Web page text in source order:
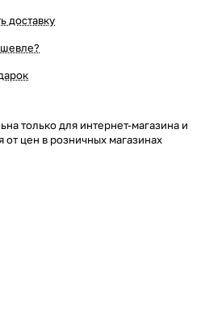
доставку
только для интернет-магазина и
от цен в розничных магазинах